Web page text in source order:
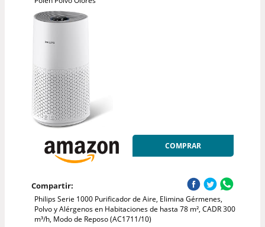
COMPRAR
Compartir:
Philips Serie 1000 Purificador de Aire, Elimina Gérmenes,
Polvo y Alérgenos en Habitaciones de hasta 78 m², CADR 300
m³/h, Modo de Reposo (AC1711/10)